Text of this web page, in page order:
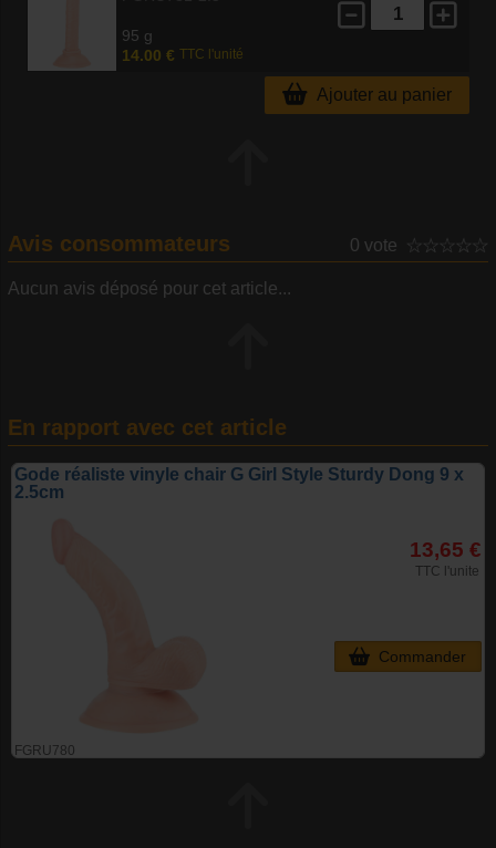
95 g
14.00 € TTC l'unité
Ajouter au panier
Avis consommateurs 0 vote
Aucun avis déposé pour cet article...
En rapport avec cet article
Gode réaliste vinyle chair G Girl Style Sturdy Dong 9 x
2.5cm
FGRU780
13,65 €
TTC l'unite
Commander